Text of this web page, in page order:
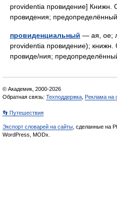
providentia провидение] Книжн.
провидения;
провиденциальный — ая, ое;
providentia провидение);
провиде/ния;
© Академик, 2000-2026
Обратная связь: Техподдержка Реклама на
👣 Путешествия
Экспорт словарей на сайты , сделанные на
WordPress, MODx.